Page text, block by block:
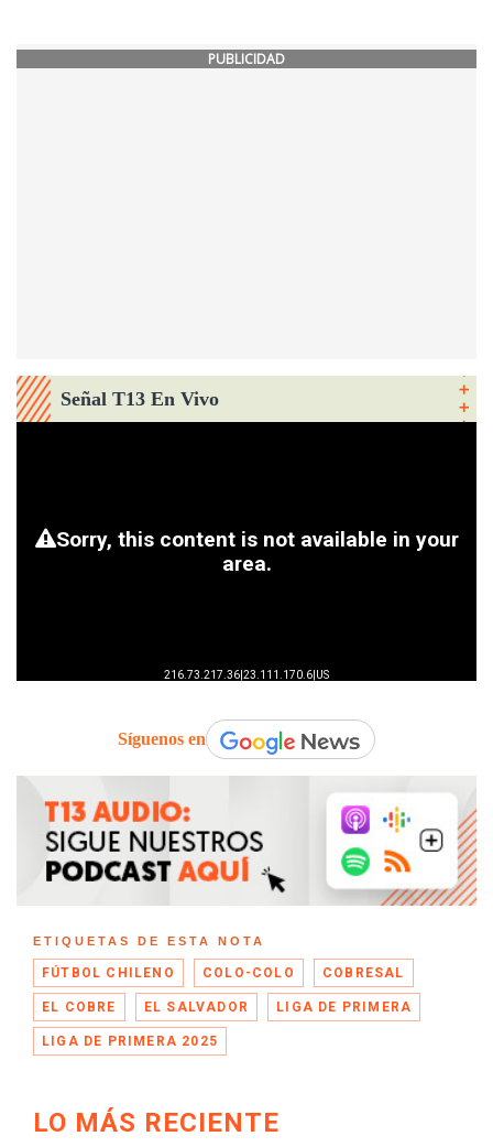
PUBLICIDAD
Señal T13 En Vivo
Síguenos en
ETIQUETAS DE ESTA NOTA
FÚTBOL CHILENO COLO-COLO COBRESAL
EL COBRE EL SALVADOR LIGA DE PRIMERA
LIGA DE PRIMERA 2025
LO MÁS RECIENTE